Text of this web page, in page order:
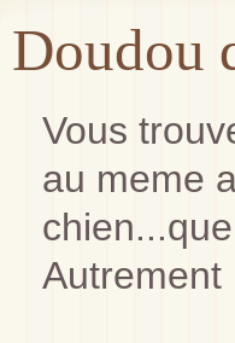
Doudou
Vous
au meme